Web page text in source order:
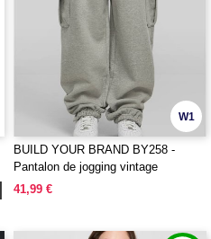
W1
BUILD YOUR BRAND BY258 -
Pantalon de jogging vintage
41,99 €